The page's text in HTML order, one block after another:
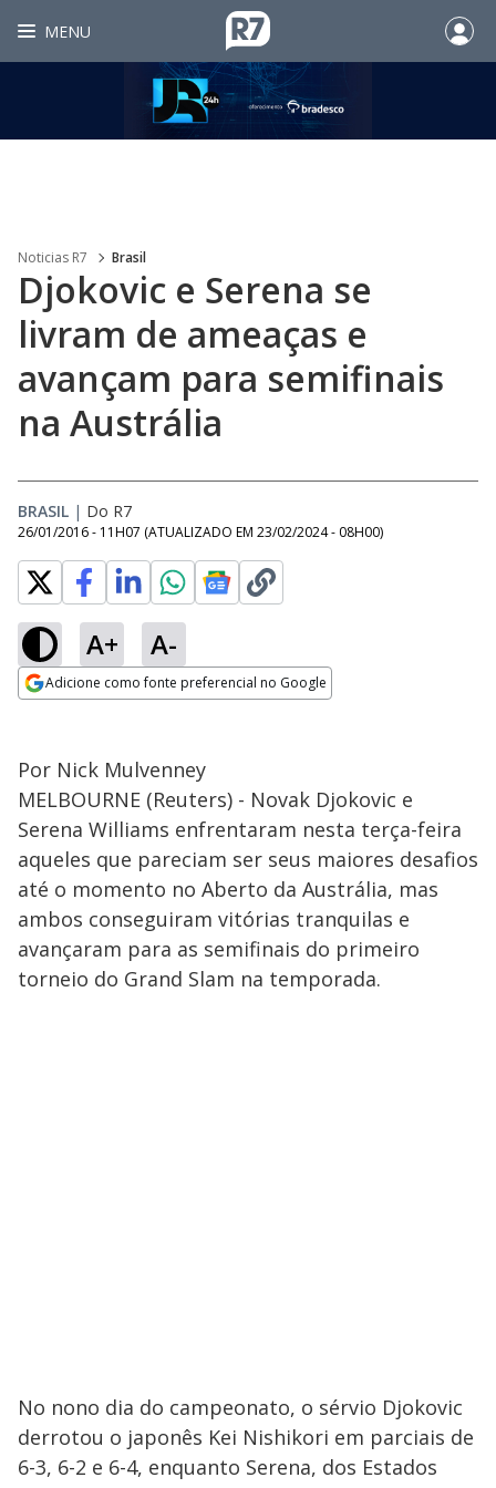
MENU
Noticias R7 Brasil
Djokovic e Serena se
livram de ameaças e
avançam para semifinais
na Austrália
BRASIL | Do R7
26/01/2016 - 11H07 (ATUALIZADO EM 23/02/2024 - 08H00)
A+ A-
Adicione como fonte preferencial no Google
Por Nick Mulvenney
MELBOURNE (Reuters) - Novak Djokovic e
Serena Williams enfrentaram nesta terça-feira
aqueles que pareciam ser seus maiores desafios
até o momento no Aberto da Austrália, mas
ambos conseguiram vitórias tranquilas e
avançaram para as semifinais do primeiro
torneio do Grand Slam na temporada.
No nono dia do campeonato, o sérvio Djokovic
derrotou o japonês Kei Nishikori em parciais de
6-3, 6-2 e 6-4, enquanto Serena, dos Estados